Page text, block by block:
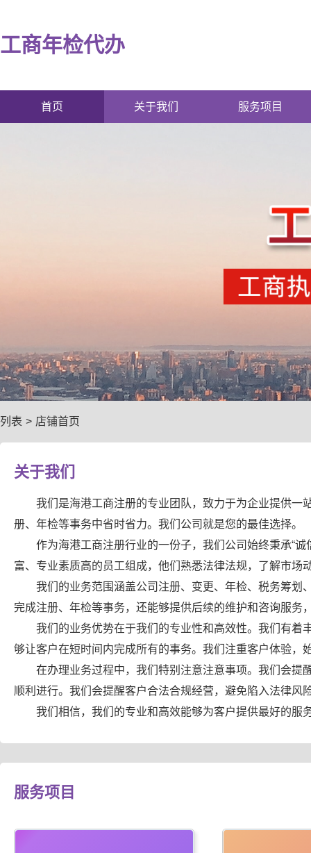
工商年检代办
首页 关于我们 服务项目
列表 > 店铺首页
关于我们
我们是海港工商注册的专业团队，致力于为企业提供一
册、年检等事务中省时省力。我们公司就是您的最佳选择。
作为海港工商注册行业的一份子，我们公司始终秉承“
富、专业素质高的员工组成，他们熟悉法律法规，了解市场
我们的业务范围涵盖公司注册、变更、年检、税务筹划
完成注册、年检等事务，还能够提供后续的维护和咨询服务
我们的业务优势在于我们的专业性和高效性。我们有着
够让客户在短时间内完成所有的事务。我们注重客户体验，
在办理业务过程中，我们特别注意注意事项。我们会提
顺利进行。我们会提醒客户合法合规经营，避免陷入法律风
我们相信，我们的专业和高效能够为客户提供最好的服
服务项目